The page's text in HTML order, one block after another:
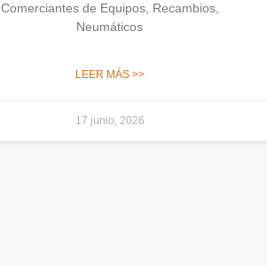
Comerciantes de Equipos, Recambios,
Neumáticos
LEER MÁS >>
17 junio, 2026